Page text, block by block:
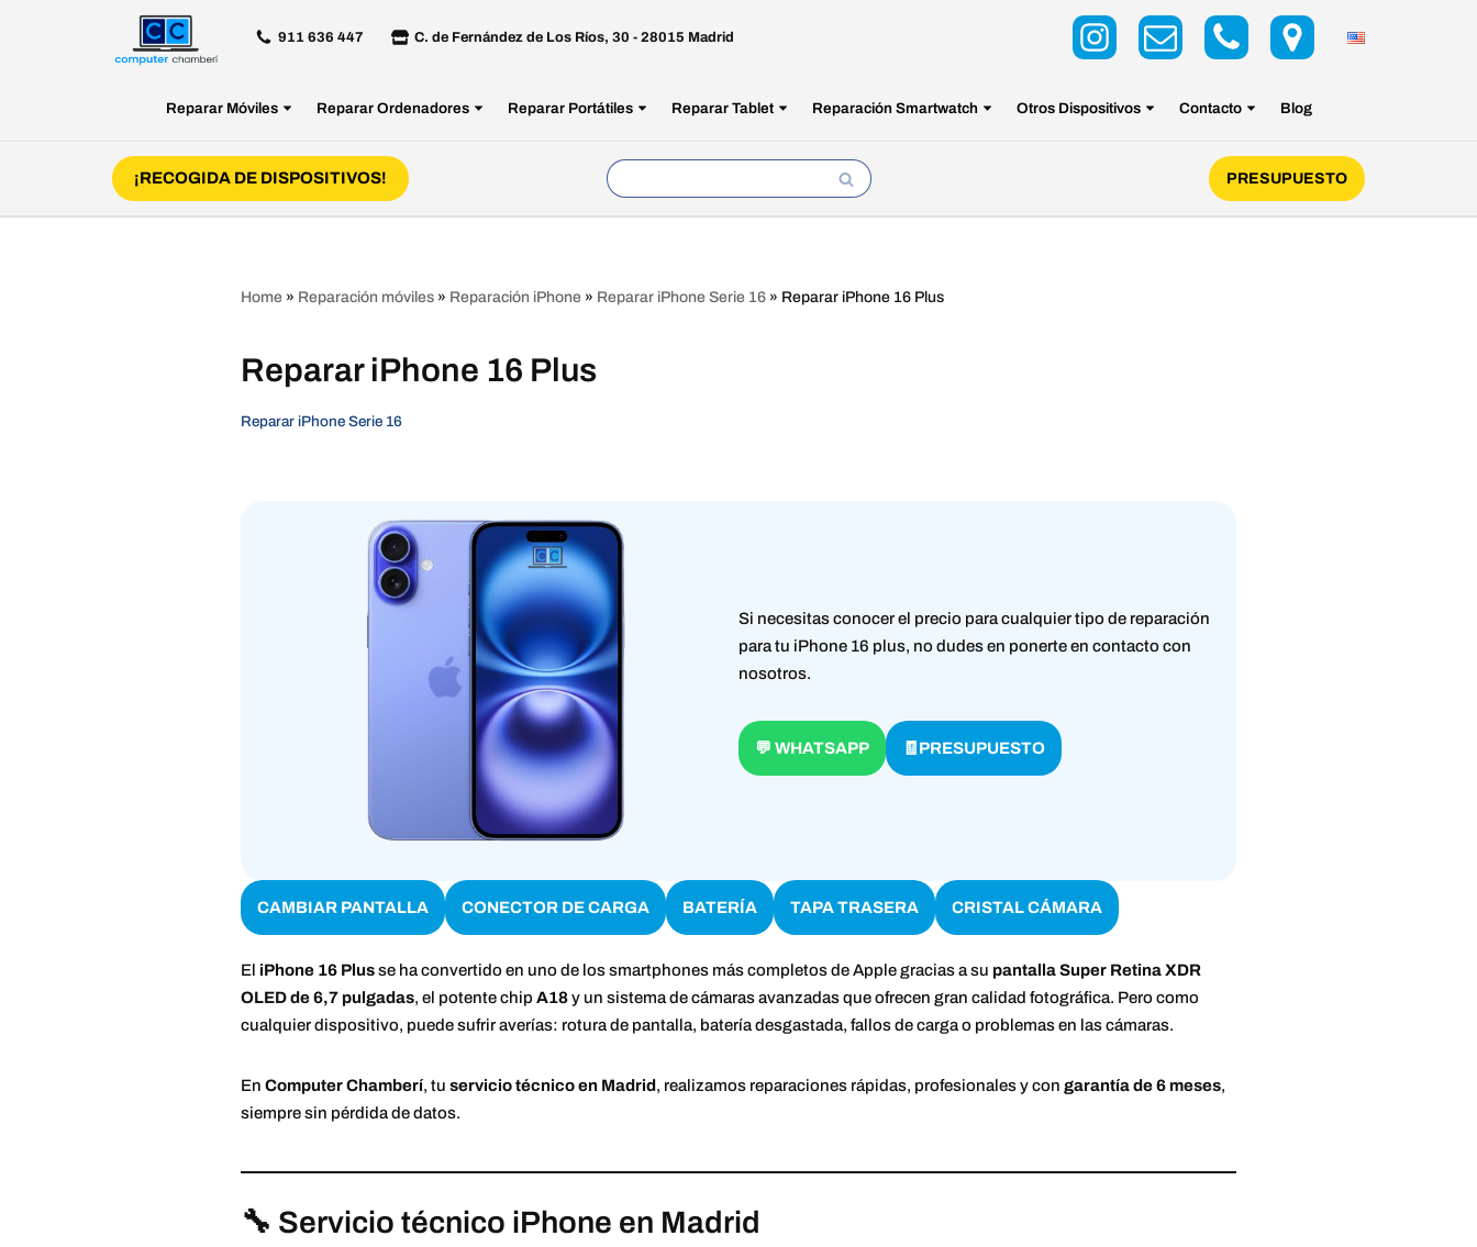
911 636 447 C. de Fernández de Los Ríos, 30 - 28015 Madrid
Reparar Móviles Reparar Ordenadores Reparar Portátiles Reparar Tablet Reparación Smartwatch Otros Dispositivos Contacto Blog
¡RECOGIDA DE DISPOSITIVOS! PRESUPUESTO
Home » Reparación móviles » Reparación iPhone » Reparar iPhone Serie 16 » Reparar iPhone 16 Plus
Reparar iPhone 16 Plus
Reparar iPhone Serie 16
Si necesitas conocer el precio para cualquier tipo de reparación
para tu iPhone 16 plus, no dudes en ponerte en contacto con
nosotros.
💬 WHATSAPP 🧾PRESUPUESTO
CAMBIAR PANTALLA CONECTOR DE CARGA BATERÍA TAPA TRASERA CRISTAL CÁMARA
El iPhone 16 Plusse ha convertido en uno de los smartphones más completos de Apple gracias a su pantalla Super Retina XDR
OLED de 6,7 pulgadas, el potente chip A18y un sistema de cámaras avanzadas que ofrecen gran calidad fotográfica. Pero como
cualquier dispositivo, puede sufrir averías: rotura de pantalla, batería desgastada, fallos de carga o problemas en las cámaras.
En Computer Chamberí, tu servicio técnico en Madrid, realizamos reparaciones rápidas, profesionales y con garantía de 6 meses,
siempre sin pérdida de datos.
🔧 Servicio técnico iPhone en Madrid